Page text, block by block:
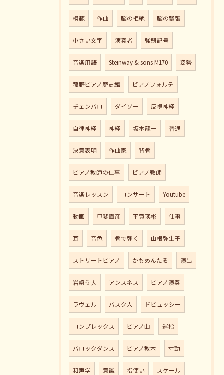
模範 作曲 脳の拒絶 脳の緊張
小さい文字 演奏者 強弱記号
音楽用語 Steinway & sons M170 姿勢
菰野ピアノ歴史館 ピアノフォルテ
チェンバロ ダイソー 反視神経
自律神経 神経 坂本龍一 普通
決意表明 作曲家 背骨
ピアノ教師の仕事 ピアノ教師
音楽レッスン コンサート Youtube
動画 甲斐直彦 平賀瑛彬 仕事
耳 音色 骨で弾く 山根弥生子
ストリートピアノ かもめんたる 演出
岩崎う大 アンスネス ピアノ演奏
ラヴェル バスク人 ドビュッシー
コンプレックス ピアノ曲 運指
バロックダンス ピアノ教本 寸勁
和声学 意識 指使い スケール